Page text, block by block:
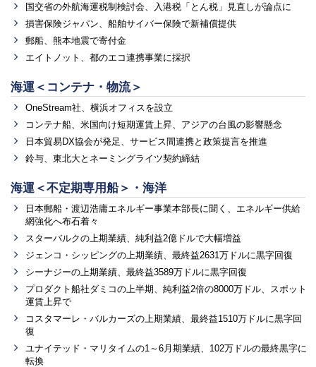
国交省の外航海運税制検討会、入港税「とん税」見直しが論点に
損害保険ジャパン、船舶サイバー保険で新補償提供
郵船、熊本地震で寄付金
エイトノット、都のエコ連携事業に採択
海運＜コンテナ・物流＞
OneStream社、横浜オフィスを設立
コンテナ船、米国向け短期運賃上昇、アジアの台風の影響懸念
日本貿易DX協会が発足、サービス間連携と政策提言を推進
鈴与、東北大とネーミングライツ契約締結
海運＜不定期専用船＞・海洋
日本郵船・渡辺浩庸エネルギー事業本部長に聞く、エネルギー供給
網強化へ布石着々
スターバルクの上期業績、純利益2億ドルで大幅増益
ジェンコ・シッピングの上期業績、最終益2631万ドルに黒字回復
シーナジーの上期業績、最終益3589万ドルに黒字回復
プロダクト船社ダミコの上半期、純利益2倍の8000万ドル、スポット
運賃上昇で
コスタマーレ・バルカーズの上期業績、最終益1510万ドルに黒字回
復
ユナイテッド・マリタイムの1～6月期業績、102万ドルの最終黒字に
転換